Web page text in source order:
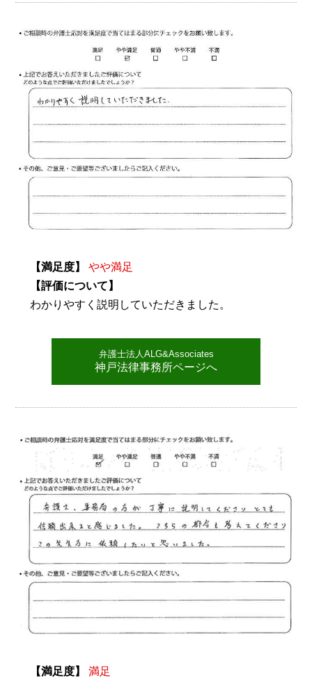
【満足度】
やや満足
【評価について】
わかりやすく説明していただきました。
弁護士法人ALG&Associates
神戸法律事務所ページへ
【満足度】
満足